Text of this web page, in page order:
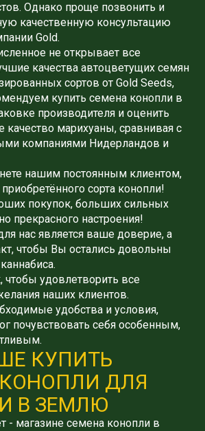
Однако проще позвонить и
качественную консультацию
Gold.
не открывает все
качества автоцветущих семян
сортов от Gold Seeds,
купить семена конопли в
производителя и оценить
качество марихуаны, сравнивая с
компаниями Нидерландов и
нашим постоянным клиентом,
сорта конопли!
покупок, больших сильных
прекрасного настроения!
нас является ваше доверие, а
чтобы Вы остались довольны
чтобы удовлетворить все
наших клиентов.
удобства и условия,
почувствовать себя особенным,
КУПИТЬ
ДЛЯ
В ЗЕМЛЮ
- магазине семена конопли в